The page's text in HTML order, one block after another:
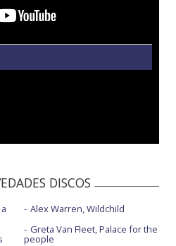
DISCOS
Alex Warren, Wildchild
Greta Van Fleet, Palace for the
people